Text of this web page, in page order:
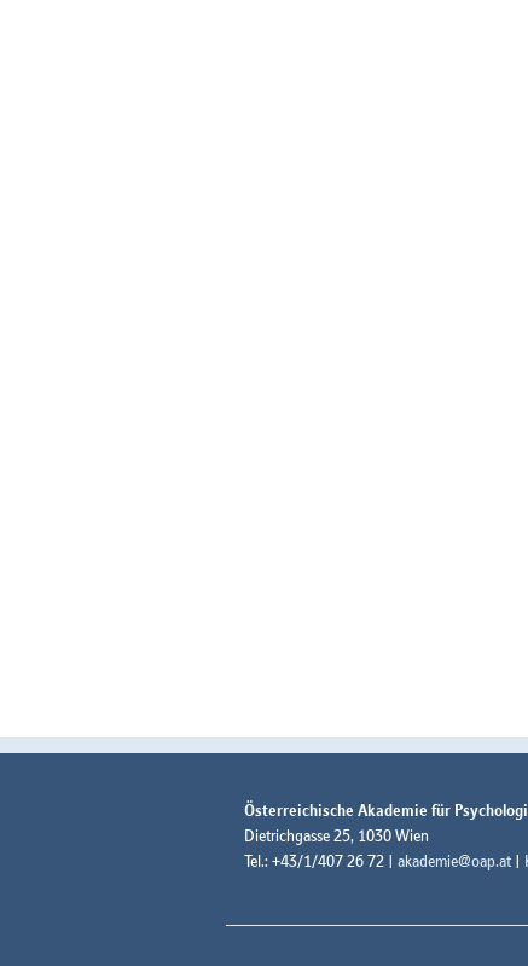
Österreichische Akademie für
Dietrichgasse 25, 1030 Wien
Tel.: +43/1/407 26 72 | akademie@oap.at |